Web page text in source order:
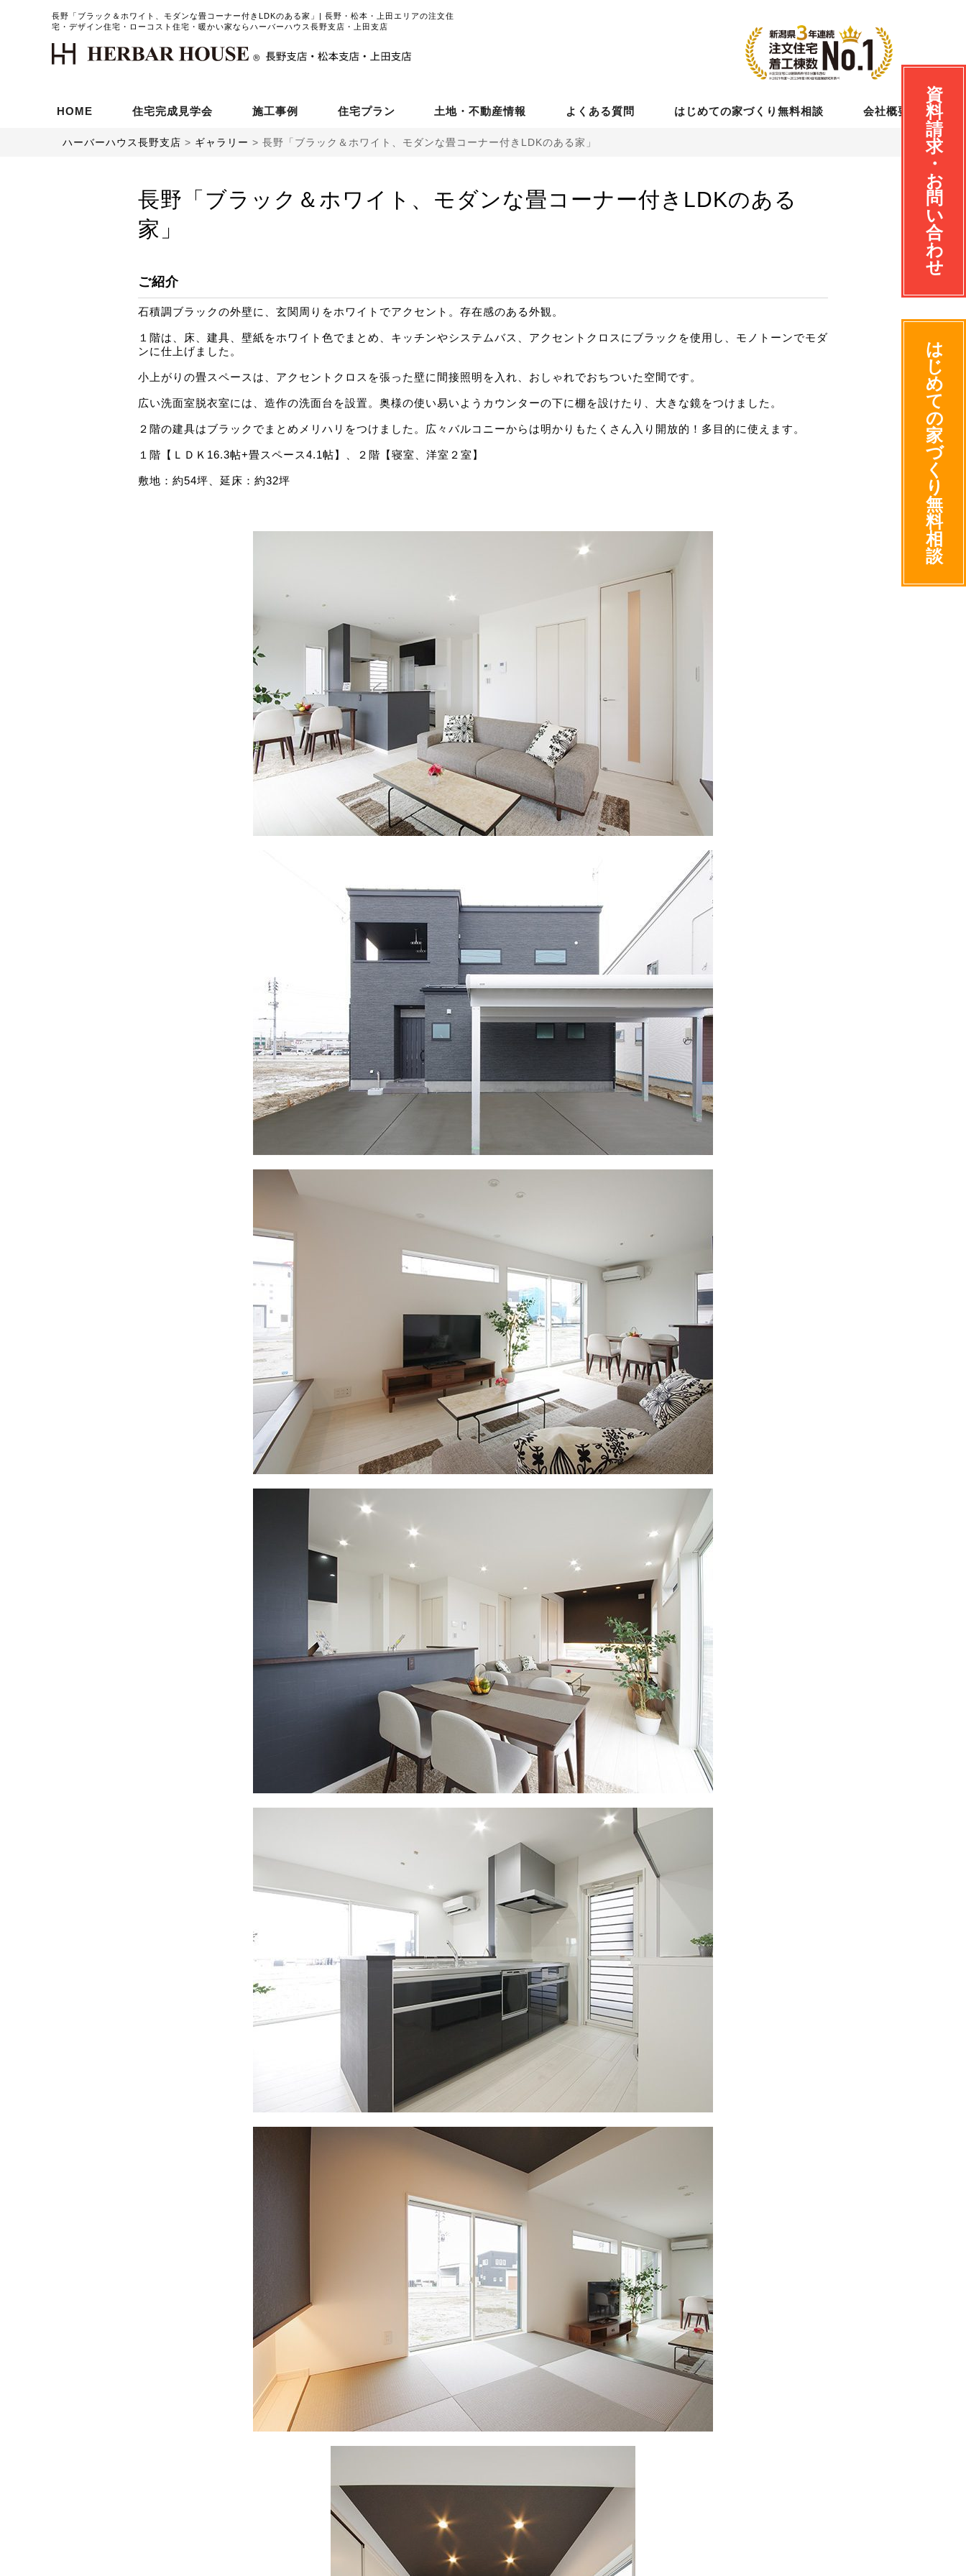
長野「ブラック＆ホワイト、モダンな畳コーナー付きLDKのある家」| 長野・松本・上田エリアの注文住
宅・デザイン住宅・ローコスト住宅・暖かい家ならハーバーハウス長野支店・上田支店
HOME 住宅完成見学会 施工事例 住宅プラン 土地・不動産情報 よくある質問 はじめての家づくり無料相談 会社概要
ハーバーハウス長野支店 > ギャラリー > 長野「ブラック＆ホワイト、モダンな畳コーナー付きLDKのある家」
長野「ブラック＆ホワイト、モダンな畳コーナー付きLDKのある
家」
ご紹介
石積調ブラックの外壁に、玄関周りをホワイトでアクセント。存在感のある外観。
１階は、床、建具、壁紙をホワイト色でまとめ、キッチンやシステムバス、アクセントクロスにブラックを使用し、モノトーンでモダ
ンに仕上げました。
小上がりの畳スペースは、アクセントクロスを張った壁に間接照明を入れ、おしゃれでおちついた空間です。
広い洗面室脱衣室には、造作の洗面台を設置。奥様の使い易いようカウンターの下に棚を設けたり、大きな鏡をつけました。
２階の建具はブラックでまとめメリハリをつけました。広々バルコニーからは明かりもたくさん入り開放的！多目的に使えます。
１階【ＬＤＫ16.3帖+畳スペース4.1帖】、２階【寝室、洋室２室】
敷地：約54坪、延床：約32坪
資
料
請
求
・
お
問
い
合
わ
せ
は
じ
め
て
の
家
づ
く
り
無
料
相
談